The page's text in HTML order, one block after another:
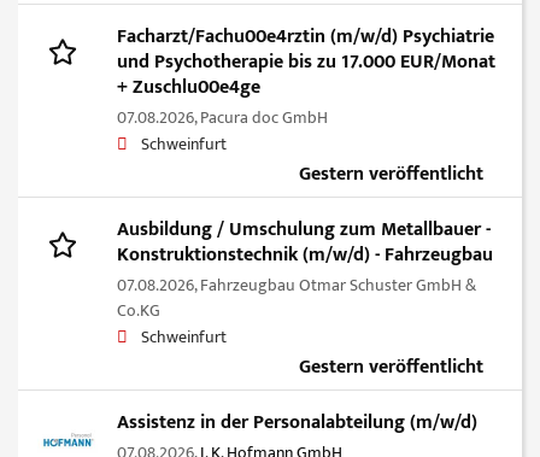
Facharzt/Fachu00e4rztin (m/w/d) Psychiatrie
und Psychotherapie bis zu 17.000 EUR/Monat
+ Zuschlu00e4ge
07.08.2026,Pacura doc GmbH
Schweinfurt
Gestern veröffentlicht
Ausbildung / Umschulung zum Metallbauer -
Konstruktionstechnik (m/w/d) - Fahrzeugbau
07.08.2026,Fahrzeugbau Otmar Schuster GmbH &
Co.KG
Schweinfurt
Gestern veröffentlicht
Assistenz in der Personalabteilung (m/w/d)